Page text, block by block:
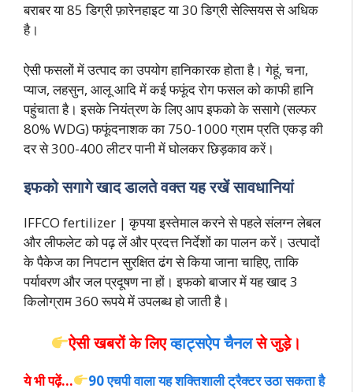
बराबर या 85 डिग्री फ़ारेनहाइट या 30 डिग्री सेल्सियस से अधिक
है।
ऐसी फसलों में उत्पाद का उपयोग हानिकारक होता है। गेहूं, चना,
प्याज, लहसुन, आलू आदि में कई फफूंद रोग फसल को काफी हानि
पहुंचाता है। इसके नियंत्रण के लिए आप इफको के ससागे (सल्फर
80% WDG) फफूंदनाशक का 750-1000 ग्राम प्रति एकड़ की
दर से 300-400 लीटर पानी में घोलकर छिड़काव करें।
इफको सगागे खाद डालते वक्त यह रखें सावधानियां
IFFCO fertilizer | कृपया इस्तेमाल करने से पहले संलग्न लेबल
और लीफलेट को पढ़ लें और प्रदत्त निर्देशों का पालन करें। उत्पादों
के पैकेज का निपटान सुरक्षित ढंग से किया जाना चाहिए, ताकि
पर्यावरण और जल प्रदूषण ना हों। इफको बाजार में यह खाद 3
किलोग्राम 360 रूपये में उपलब्ध हो जाती है।
ऐसी खबरों के लिएव्हाट्सऐप चैनलसे जुड़े।
ये भी पढ़ें…
90 एचपी वाला यह शक्तिशाली ट्रैक्टर उठा सकता है